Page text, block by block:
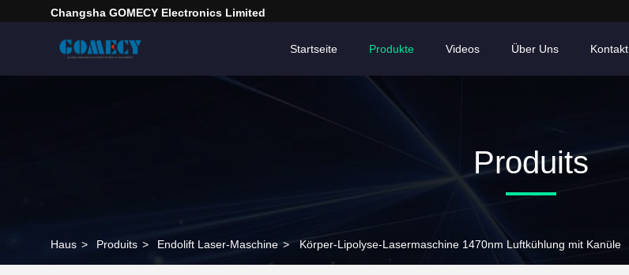
Changsha GOMECY Electronics Limited
Startseite Produkte Videos Über Uns Kontakt
Produits
Haus > Produits > Endolift Laser-Maschine > Körper-Lipolyse-Lasermaschine 1470nm Luftkühlung mit Kanüle